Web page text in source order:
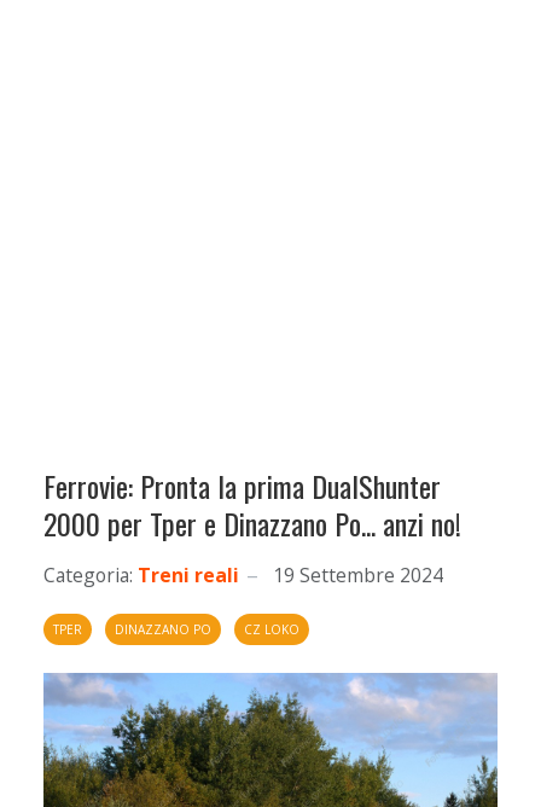
Ferrovie: Pronta la prima DualShunter
2000 per Tper e Dinazzano Po... anzi no!
Categoria: Treni reali 19 Settembre 2024
TPER DINAZZANO PO CZ LOKO